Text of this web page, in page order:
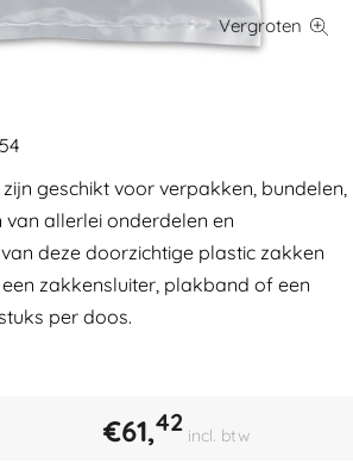
geschikt voor verpakken, bundelen,
allerlei onderdelen en
deze doorzichtige plastic zakken
zakkensluiter, plakband of een
per doos.
€61,42 incl. btw